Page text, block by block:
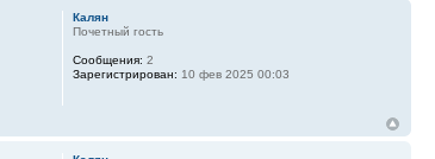
Калян
Почетный гость
Сообщения: 2
Зарегистрирован: 10 фев 2025 00:03